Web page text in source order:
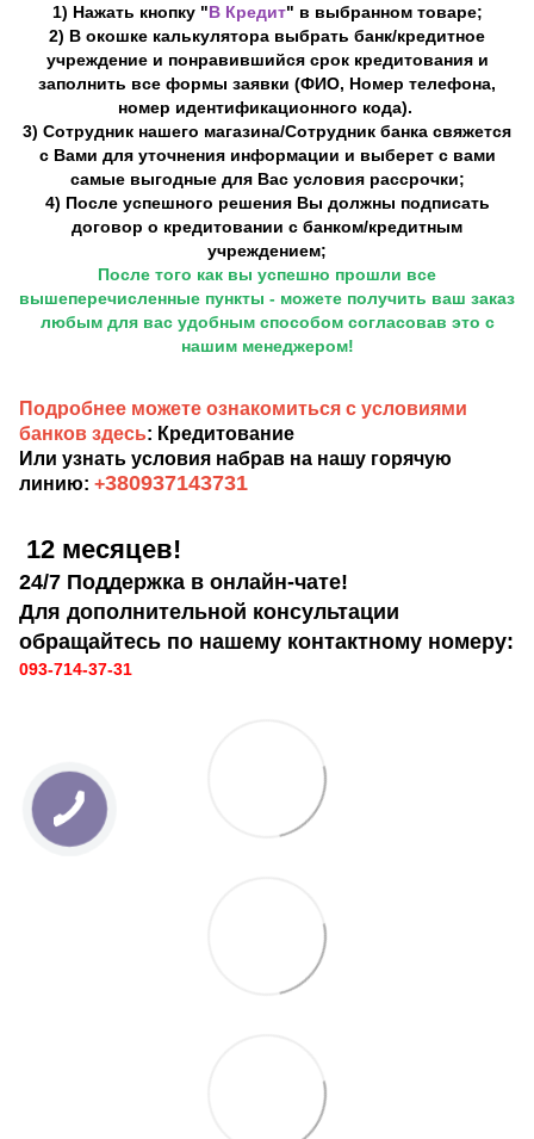
1) Нажать кнопку "В Кредит" в выбранном товаре;
2) В окошке калькулятора выбрать банк/кредитное
учреждение и понравившийся срок кредитования и
заполнить все формы заявки (ФИО, Номер телефона,
номер идентификационного кода).
3) Сотрудник нашего магазина/Сотрудник банка свяжется
с Вами для уточнения информации и выберет с вами
самые выгодные для Вас условия рассрочки;
4) После успешного решения Вы должны подписать
договор о кредитовании с банком/кредитным
учреждением;
После того как вы успешно прошли все
вышеперечисленные пункты - можете получить ваш заказ
любым для вас удобным способом согласовав это с
нашим менеджером!
Подробнее можете ознакомиться с условиями
банков здесь: Кредитование
Или узнать условия набрав на нашу горячую
линию: +380937143731
12 месяцев!
24/7 Поддержка в онлайн-чате!
Для дополнительной консультации
обращайтесь по нашему контактному номеру:
093-714-37-31